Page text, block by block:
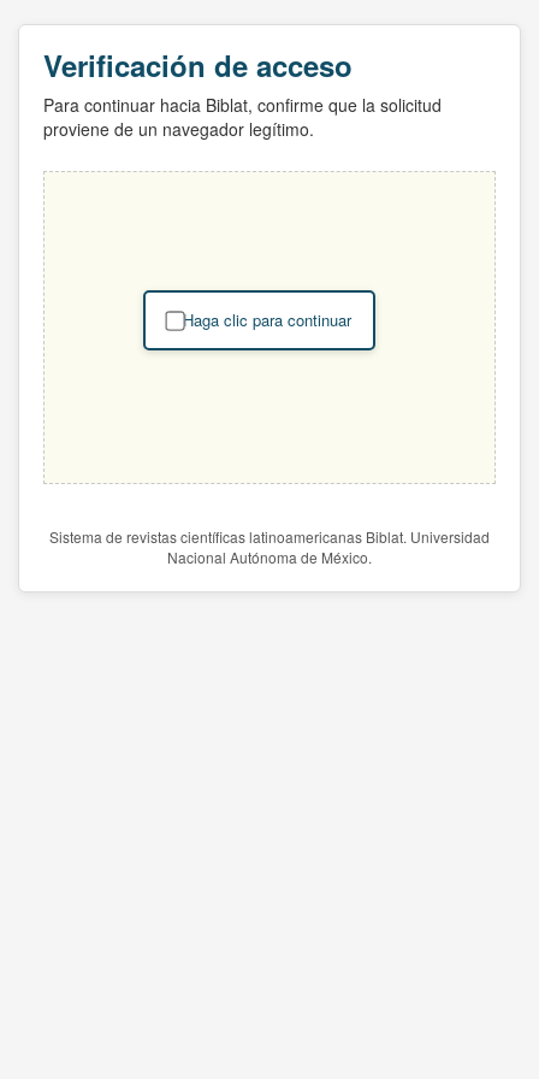
Verificación de acceso
Para continuar hacia Biblat, confirme que la solicitud
proviene de un navegador legítimo.
Haga clic para continuar
Sistema de revistas científicas latinoamericanas Biblat. Universidad
Nacional Autónoma de México.